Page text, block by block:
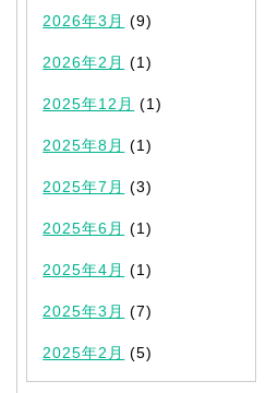
2026年3月 (9)
2026年2月 (1)
2025年12月 (1)
2025年8月 (1)
2025年7月 (3)
2025年6月 (1)
2025年4月 (1)
2025年3月 (7)
2025年2月 (5)